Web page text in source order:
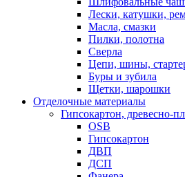
Лески, катушки,
Масла, смазки
Пилки, полотна
Сверла
Цепи, шины,
Буры и зубила
Щетки, шарошки
Отделочные материалы
Гипсокартон, древесно-
OSB
Гипсокартон
ДВП
ДСП